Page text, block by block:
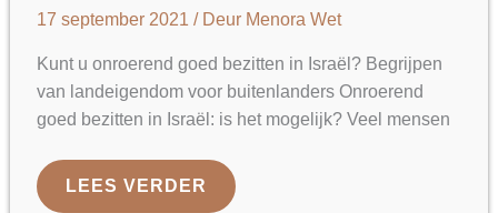
17 september 2021 / Deur Menora Wet
Kunt u onroerend goed bezitten in Israël? Begrijpen
van landeigendom voor buitenlanders Onroerend
goed bezitten in Israël: is het mogelijk? Veel mensen
TIPS
LEES VERDER